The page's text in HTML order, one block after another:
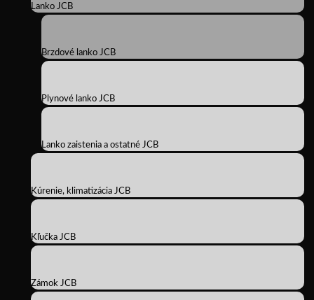
Lanko JCB
Brzdové lanko JCB
Plynové lanko JCB
Lanko zaistenia a ostatné JCB
Kúrenie, klimatizácia JCB
Kľučka JCB
Zámok JCB